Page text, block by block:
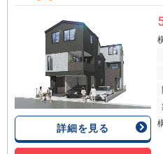
詳細を見る